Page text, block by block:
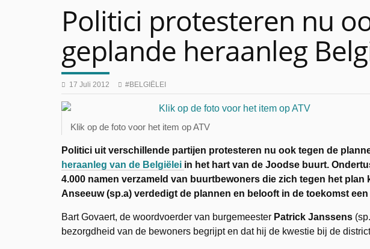
Politici protesteren nu
geplande heraanleg
17 Juli 2012 BELGIËLEI
Klik op de foto voor het item op ATV
Politici uit verschillende partijen protesteren nu ook tegen de
heraanleg van de Belgiëlei in het hart van de Joodse buurt.
4.000 namen verzameld van buurtbewoners die zich tegen het
Anseeuw (sp.a) verdedigt de plannen en belooft in de toekomst
Bart Govaert, de woordvoerder van burgemeester Patrick Janssens
bezorgdheid van de bewoners begrijpt en dat hij de kwestie bij de